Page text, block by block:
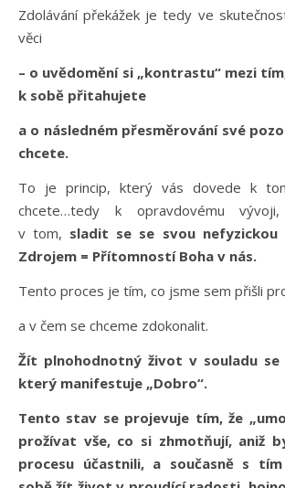
Zdolávání překážek je tedy ve
věci
– o uvědomění si „kontrastu“ mezi
k sobě přitahujete
a o následném přesměrování své
chcete.
To je princip, který vás dovede k
chcete…tedy k opravdovému
v tom, sladit se se svou nefyzickou
Zdrojem = Přítomností Boha v nás.
Tento proces je tím, co jsme sem přišli
a v čem se chceme zdokonalit.
Žít plnohodnotný život v souladu se
který manifestuje „Dobro“.
Tento stav se projevuje tím, že
prožívat vše, co si zhmotňují, aniž
procesu účastnili, a současně s tím